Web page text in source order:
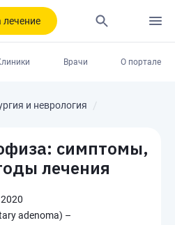
лечение
Врачи О портале
и неврология
симптомы,
лечения
adenoma) –